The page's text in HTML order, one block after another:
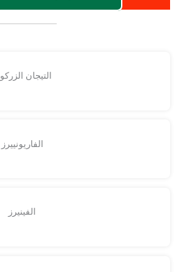
التيجان
الفاريونييرز
الفينيرز